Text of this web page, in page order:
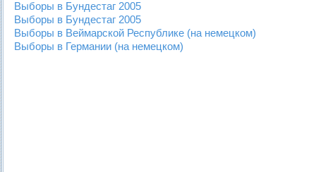
Выборы в Бундестаг 2005
Выборы в Бундестаг 2005
Выборы в Веймарской Республике (на немецком)
Выборы в Германии (на немецком)